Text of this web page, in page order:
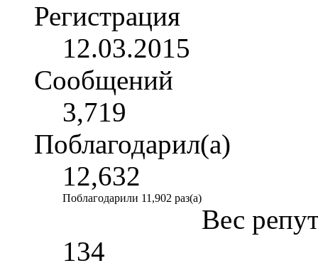
Регистрация
12.03.2015
Сообщений
3,719
Поблагодарил(а)
12,632
Поблагодарили 11,902 раз(а)
Вес
134